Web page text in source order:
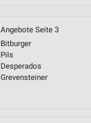
Angebote Seite 3
Bitburger
Pils
Desperados
Grevensteiner